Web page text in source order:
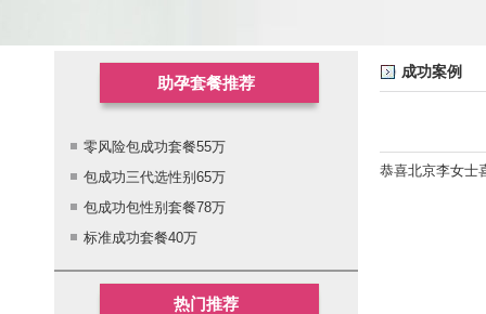
成功案例
恭喜北京李女士
助孕套餐推荐
零风险包成功套餐55万
包成功三代选性别65万
包成功包性别套餐78万
标准成功套餐40万
热门推荐